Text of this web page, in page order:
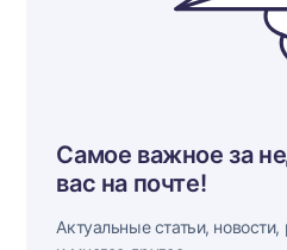
Самое важное за
вас на почте!
Актуальные статьи,